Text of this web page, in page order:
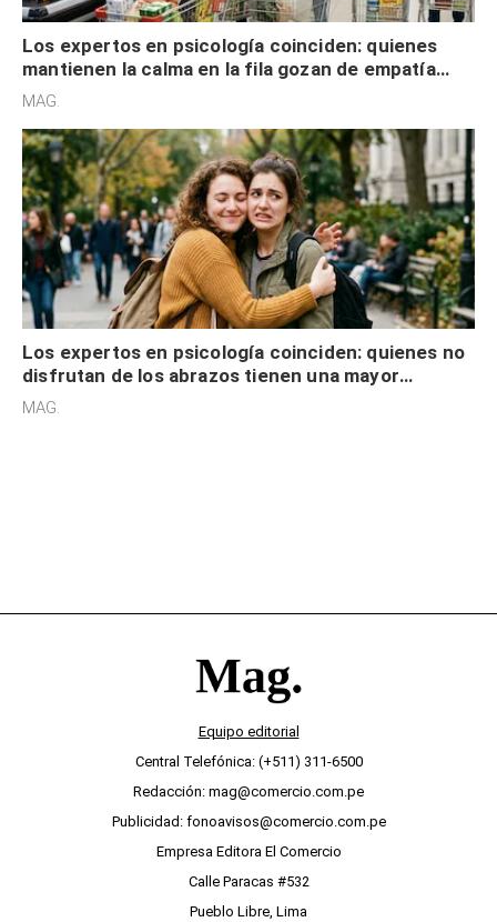
Los expertos en psicología coinciden: quienes
mantienen la calma en la fila gozan de empatía
cognitiva, gratitud y no solo tienen autocontrol
MAG.
Los expertos en psicología coinciden: quienes no
disfrutan de los abrazos tienen una mayor
sensibilidad a los estímulos físicos y no es por
MAG.
Equipo editorial
Central Telefónica: (+511) 311-6500
Redacción: mag@comercio.com.pe
Publicidad: fonoavisos@comercio.com.pe
Empresa Editora El Comercio
Calle Paracas #532
Pueblo Libre, Lima